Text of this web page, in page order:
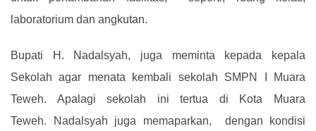
laboratorium dan angkutan.
Bupati H. Nadalsyah, juga meminta kepada kepala
Sekolah agar menata kembali sekolah SMPN I Muara
Teweh. Apalagi sekolah ini tertua di Kota Muara
Teweh.
Nadalsyah juga memaparkan, dengan kondisi